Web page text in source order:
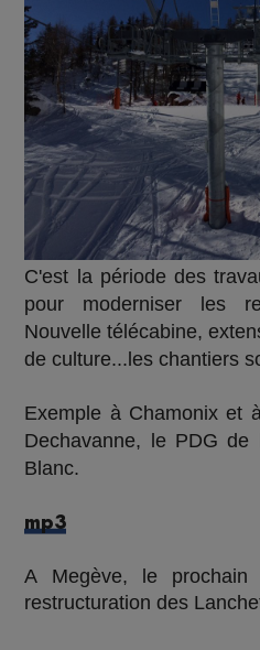
C'est la période des
pour moderniser les
Nouvelle télécabine,
de culture...les chantiers
Exemple à Chamonix et
Dechavanne, le PDG
Blanc.
mp3
A Megève, le
restructuration des